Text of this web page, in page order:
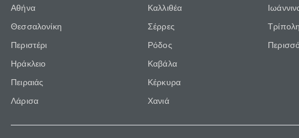
Αθήνα
Θεσσαλονίκη
Περιστέρι
Ηράκλειο
Πειραιάς
Λάρισα
Καλλιθέα
Σέρρες
Ρόδος
Καβάλα
Κέρκυρα
Χανιά
Τρίπολη